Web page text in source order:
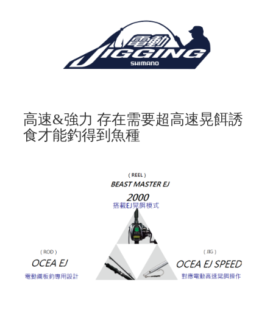
高速&強力 存在需要超高速晃餌誘
食才能釣得到魚種